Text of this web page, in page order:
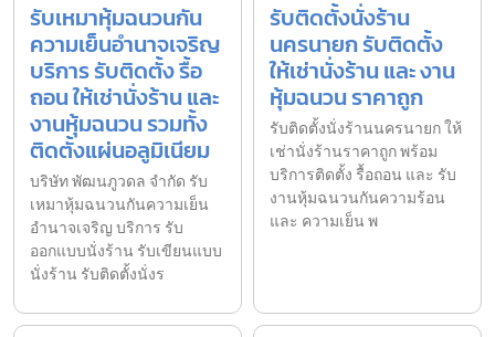
รับเหมาหุ้มฉนวนกัน
ความเย็นอำนาจเจริญ
บริการ รับติดตั้ง รื้อ
ถอน ให้เช่านั่งร้าน และ
งานหุ้มฉนวน รวมทั้ง
ติดตั้งแผ่นอลูมิเนียม
บริษัท พัฒนภูวดล จำกัด รับ
เหมาหุ้มฉนวนกันความเย็น
อำนาจเจริญ บริการ รับ
ออกแบบนั่งร้าน รับเขียนแบบ
นั่งร้าน รับติดตั้งนั่งร
รับติดตั้งนั่งร้าน
นครนายก รับติดตั้ง
ให้เช่านั่งร้าน และ งาน
หุ้มฉนวน ราคาถูก
รับติดตั้งนั่งร้านนครนายก ให้
เช่านั่งร้านราคาถูก พร้อม
บริการติดตั้ง รื้อถอน และ รับ
งานหุ้มฉนวนกันความร้อน
และ ความเย็น พ